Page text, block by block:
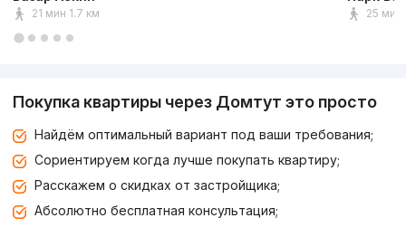
21 мин 1.7 км 25 мин
Покупка квартиры через Домтут это просто
Найдём оптимальный вариант под ваши требования;
Сориентируем когда лучше покупать квартиру;
Расскажем о скидках от застройщика;
Абсолютно бесплатная консультация;